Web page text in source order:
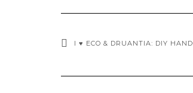
I ♥ ECO & DRUANTIA: DIY